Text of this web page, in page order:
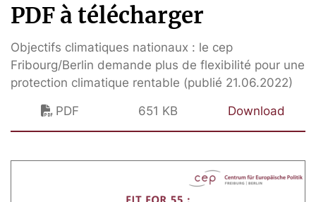
PDF à télécharger
Objectifs climatiques nationaux : le cep
Fribourg/Berlin demande plus de flexibilité pour une
protection climatique rentable (publié 21.06.2022)
PDF
651 KB Download